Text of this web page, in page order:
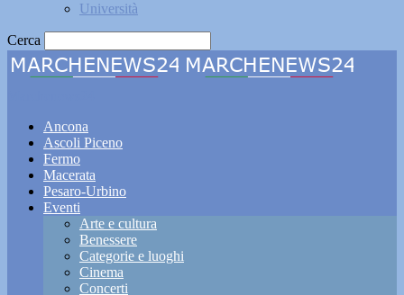
Università
Cerca
Ancona
Ascoli Piceno
Fermo
Macerata
Pesaro-Urbino
Eventi
Arte e cultura
Benessere
Categorie e luoghi
Cinema
Concerti